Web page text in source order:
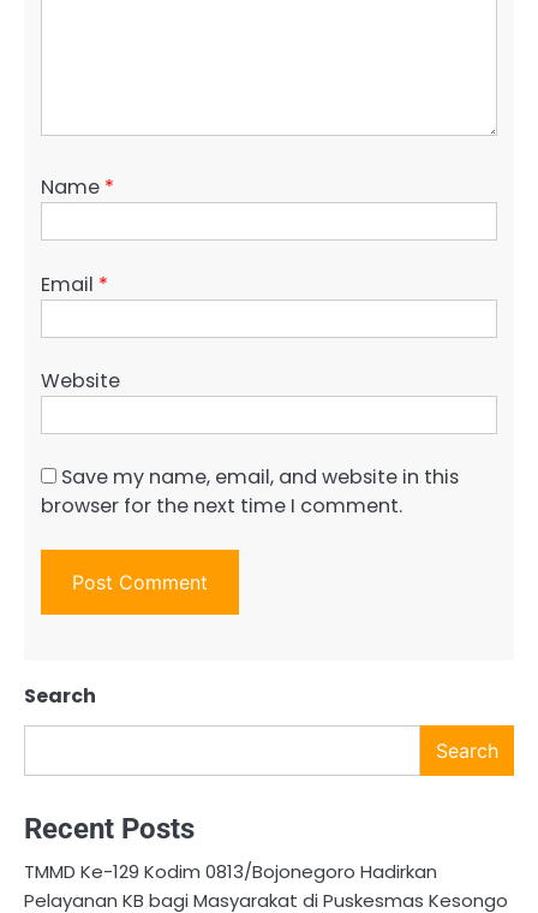
Name *
Email *
Website
Save my name, email, and website in this
browser for the next time I comment.
Search
Search
Recent Posts
TMMD Ke-129 Kodim 0813/Bojonegoro Hadirkan
Pelayanan KB bagi Masyarakat di Puskesmas Kesongo